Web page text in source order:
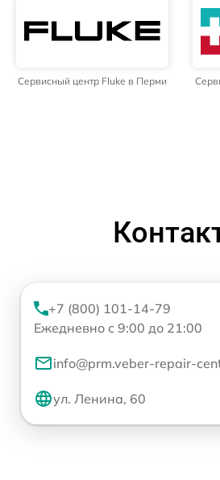
Сервисный центр Fluke в Перми
+7 (800) 101-14-79
Ежедневно с 9:00 до 21:00
info@prm.veber-repair-
ул. Ленина, 60